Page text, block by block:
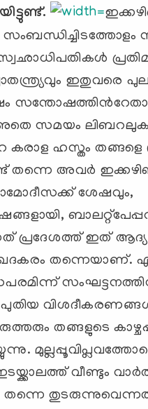
ഇതുവരെ
സമയം
കരാള ഹസ്തം തങ്ങളെ
തന്നെ അവര്‍
ശേഷവും,
പ്രദേശത്ത് ഇത്
ഖേദകരം തന്നെയാണ്.
തങ്ങളുടെ
വീണ്ടും
തന്നെ